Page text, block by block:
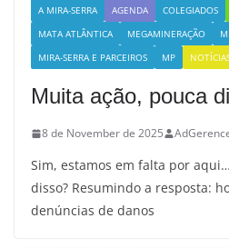
A MIRA-SERRA AGENDA COLEGIADOS
MATA ATLÂNTICA
MEGAMINERAÇÃO
MIRA-SERRA E PARCEIROS
MP
Muita ação, pouca
8 de November de 2025
Sim, estamos em falta por
disso? Resumindo a resposta:
denúncias de danos